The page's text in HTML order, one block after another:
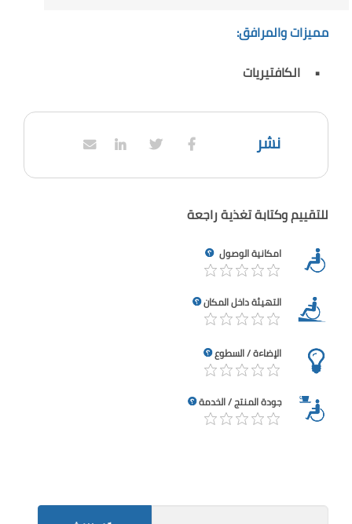
مميزات والمرافق:
الكافتيريات
نشر
للتقييم وكتابة تغذية راجعة
امكانية الوصول
التهيئة داخل المكان
الإضاءة / السطوع
جودة المنتج / الخدمة